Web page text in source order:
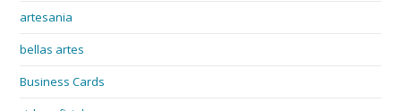
artesania
bellas artes
Business Cards